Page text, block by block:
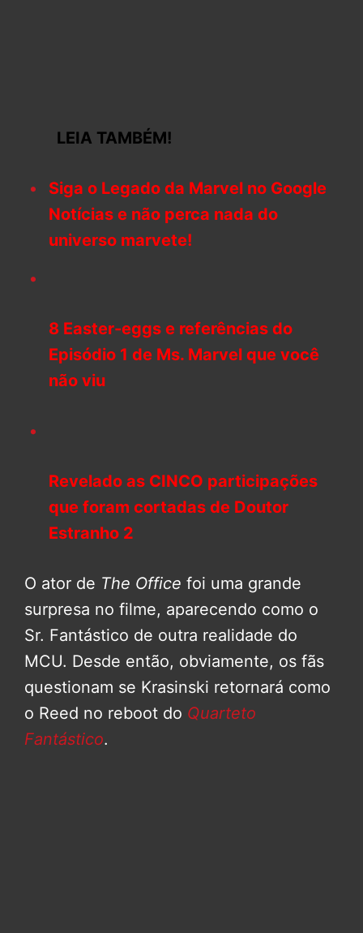
LEIA TAMBÉM!
Siga o Legado da Marvel no Google
Notícias e não perca nada do
universo marvete!
8 Easter-eggs e referências do
Episódio 1 de Ms. Marvel que você
não viu
Revelado as CINCO participações
que foram cortadas de Doutor
Estranho 2
O ator de The Office foi uma grande
surpresa no filme, aparecendo como o
Sr. Fantástico de outra realidade do
MCU. Desde então, obviamente, os fãs
questionam se Krasinski retornará como
o Reed no reboot do Quarteto
Fantástico.